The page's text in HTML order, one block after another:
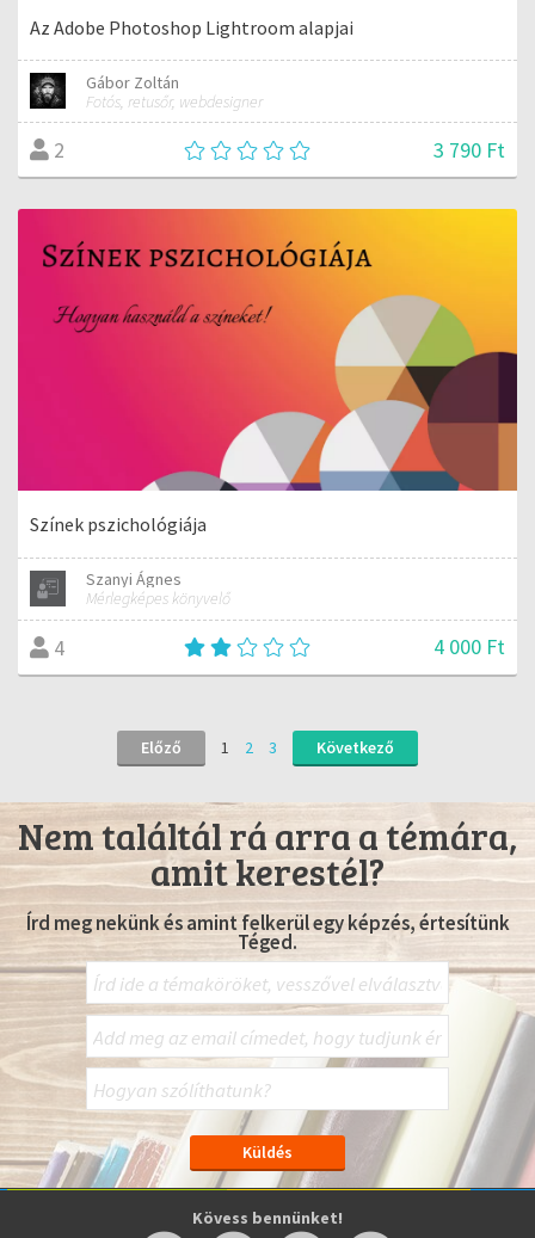
Az Adobe Photoshop Lightroom alapjai
Gábor Zoltán
Fotós, retusőr, webdesigner
2 3 790 Ft
Színek pszichológiája
Szanyi Ágnes
Mérlegképes könyvelő
4 4 000 Ft
Előző 1 2 3 Következő
Nem találtál rá arra a témára,
amit kerestél?
Írd meg nekünk és amint felkerül egy képzés, értesítünk
Téged.
Kövess bennünket!